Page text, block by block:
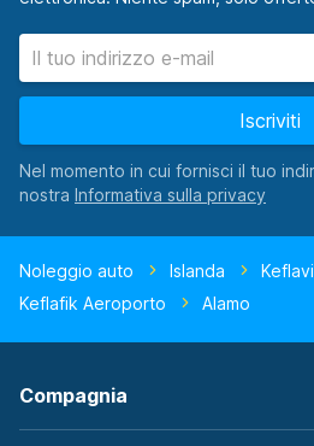
Iscriviti
Nel momento in cui fornisci il tuo
nostra
Noleggio auto Islanda
Keflafik Aeroporto
Alamo
Compagnia